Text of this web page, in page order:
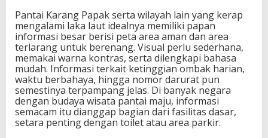
Pantai Karang Papak serta wilayah lain yang kerap
mengalami laka laut idealnya memiliki papan
informasi besar berisi peta area aman dan area
terlarang untuk berenang. Visual perlu sederhana,
memakai warna kontras, serta dilengkapi bahasa
mudah. Informasi terkait ketinggian ombak harian,
waktu berbahaya, hingga nomor darurat pun
semestinya terpampang jelas. Di banyak negara
dengan budaya wisata pantai maju, informasi
semacam itu dianggap bagian dari fasilitas dasar,
setara penting dengan toilet atau area parkir.